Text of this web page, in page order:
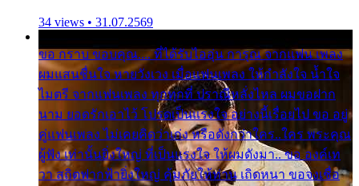
34 views • 31.07.2569
ขอ กราบ ขอบคุณ.... ที่ได้รับไออุ่น การุณ จากแฟน เพลง
ผมแสนชื่นใจ หายวังเวง เมื่อแฟนเพลง ให้กำลังใจ น้ำใจ
ไมตรี จากแฟนเพลง ทุกทุกที่ ปราณีหลั่งไหล ผมขอฝาก
นาม ยอดรักเอาไว้ โปรดเป็นแรงใจ อย่างนี้เรื่อยไป ขอ อยู่
คู่แฟนเพลง ไม่เคยคิดว่าเก่ง หรือดังกว่าใคร..ใคร พระคุณ
ผู้ฟัง เท่านั้นยิ่งใหญ่ ที่เป็นแรงใจ ให้ผมดังมา.. ขอ องค์เท
วา สถิตฟากฟ้ายิ่งใหญ่ คุ้มภัยให้ท่าน เถิดหนา ขอจงเชื่อ